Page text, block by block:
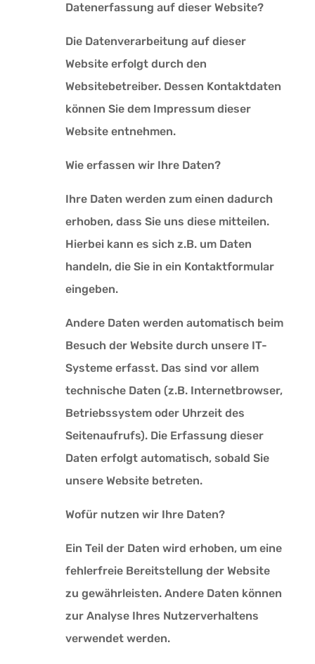
Datenerfassung auf dieser Website?
Die Datenverarbeitung auf dieser
Website erfolgt durch den
Websitebetreiber. Dessen Kontaktdaten
können Sie dem Impressum dieser
Website entnehmen.
Wie erfassen wir Ihre Daten?
Ihre Daten werden zum einen dadurch
erhoben, dass Sie uns diese mitteilen.
Hierbei kann es sich z.B. um Daten
handeln, die Sie in ein Kontaktformular
eingeben.
Andere Daten werden automatisch beim
Besuch der Website durch unsere IT-
Systeme erfasst. Das sind vor allem
technische Daten (z.B. Internetbrowser,
Betriebssystem oder Uhrzeit des
Seitenaufrufs). Die Erfassung dieser
Daten erfolgt automatisch, sobald Sie
unsere Website betreten.
Wofür nutzen wir Ihre Daten?
Ein Teil der Daten wird erhoben, um eine
fehlerfreie Bereitstellung der Website
zu gewährleisten. Andere Daten können
zur Analyse Ihres Nutzerverhaltens
verwendet werden.